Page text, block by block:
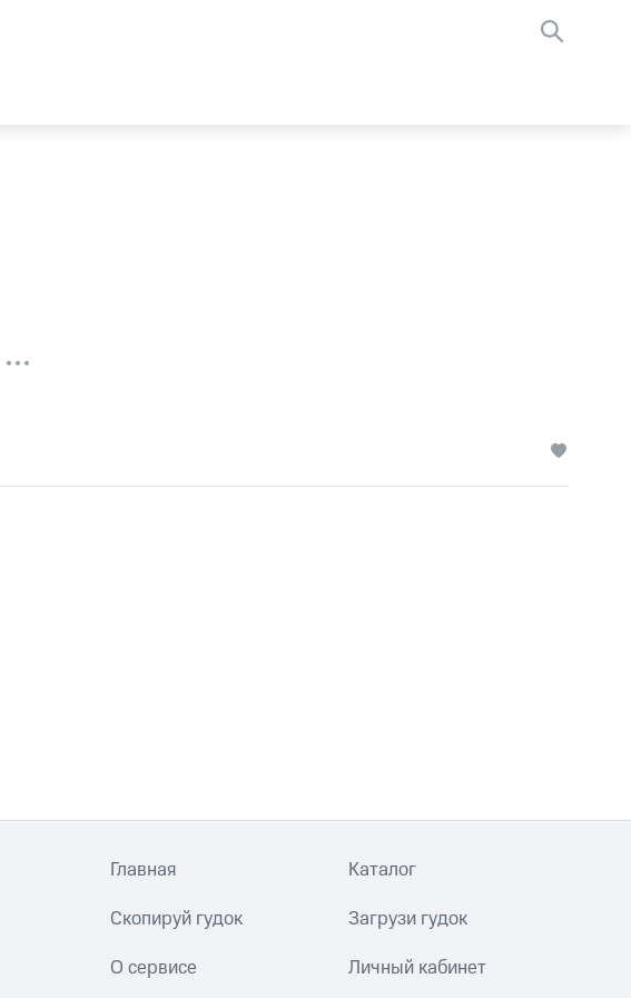
Главная Каталог
Скопируй гудок Загрузи гудок
О сервисе Личный кабинет